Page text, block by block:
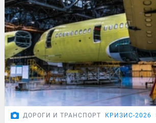
ДОРОГИ И ТРАНСПОРТ КРИЗИС-2026